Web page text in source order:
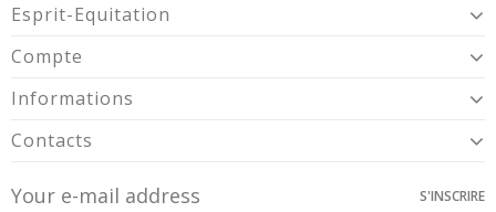
Esprit-Equitation
Compte
Informations
Contacts
S'INSCRIRE